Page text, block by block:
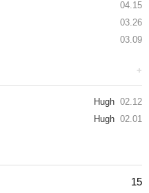
04.15
03.26
03.09
+
Hugh 02.12
Hugh 02.01
15